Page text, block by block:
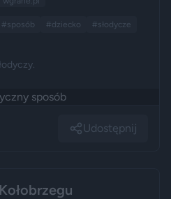
#sposób #dziecko
#słodycze
Udostępnij